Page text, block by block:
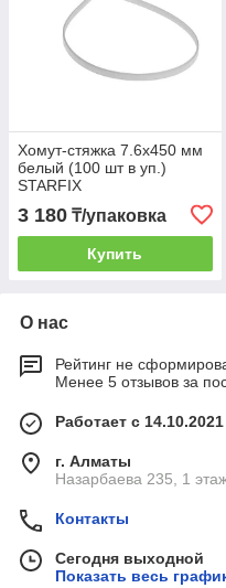
Хомут-стяжка 7.6х450 мм
белый (100 шт в уп.)
STARFIX
3 180 ₸/упаковка
Купить
О нас
Рейтинг не
Менее 5 отзывов за
Работает с 14.10.2021
г. Алматы
Назарбаева 235, 1
Контакты
Сегодня выходной
Показать весь